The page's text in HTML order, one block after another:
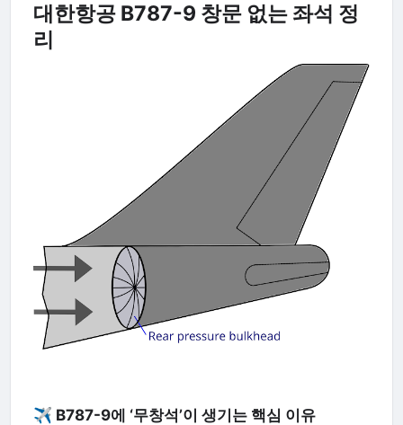
대한항공 B787-9 창문 없는 좌석 정
리
✈️ B787-9에 ‘무창석’이 생기는 핵심 이유